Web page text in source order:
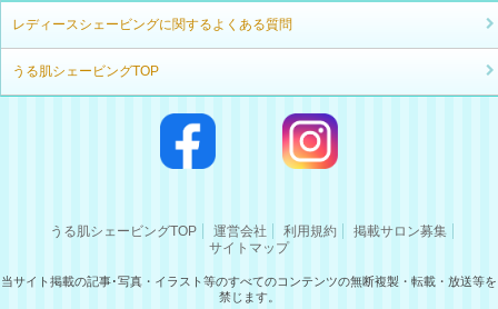
レディースシェービングに関するよくある質問
うる肌シェービングTOP
うる肌シェービングTOP 運営会社 利用規約
掲載サロン募集
サイトマップ
当サイト掲載の記事･写真・イラスト等のすべてのコンテンツの無断複製・転載・放送等を
禁じます。